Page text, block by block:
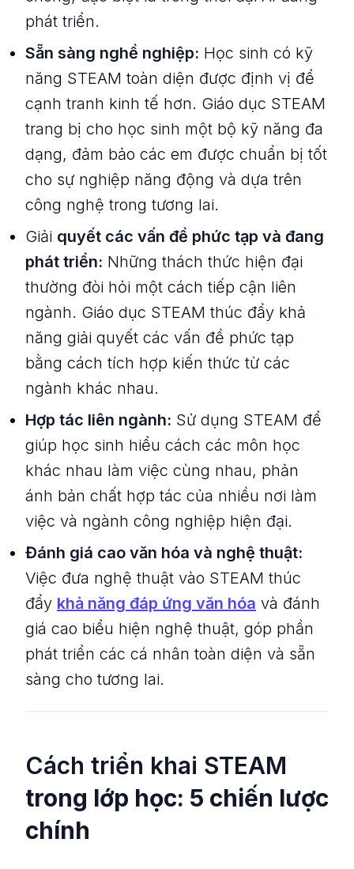
phát triển.
Sẵn sàng nghề nghiệp: Học sinh có kỹ
năng STEAM toàn diện được định vị để
cạnh tranh kinh tế hơn. Giáo dục STEAM
trang bị cho học sinh một bộ kỹ năng đa
dạng, đảm bảo các em được chuẩn bị tốt
cho sự nghiệp năng động và dựa trên
công nghệ trong tương lai.
Giải quyết các vấn đề phức tạp và đang
phát triển: Những thách thức hiện đại
thường đòi hỏi một cách tiếp cận liên
ngành. Giáo dục STEAM thúc đẩy khả
năng giải quyết các vấn đề phức tạp
bằng cách tích hợp kiến thức từ các
ngành khác nhau.
Hợp tác liên ngành: Sử dụng STEAM để
giúp học sinh hiểu cách các môn học
khác nhau làm việc cùng nhau, phản
ánh bản chất hợp tác của nhiều nơi làm
việc và ngành công nghiệp hiện đại.
Đánh giá cao văn hóa và nghệ thuật:
Việc đưa nghệ thuật vào STEAM thúc
đẩy khả năng đáp ứng văn hóa và đánh
giá cao biểu hiện nghệ thuật, góp phần
phát triển các cá nhân toàn diện và sẵn
sàng cho tương lai.
Cách triển khai STEAM
trong lớp học: 5 chiến lược
chính